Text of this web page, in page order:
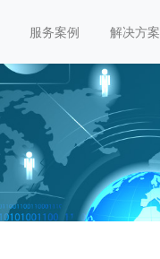
服务案例 解决方案